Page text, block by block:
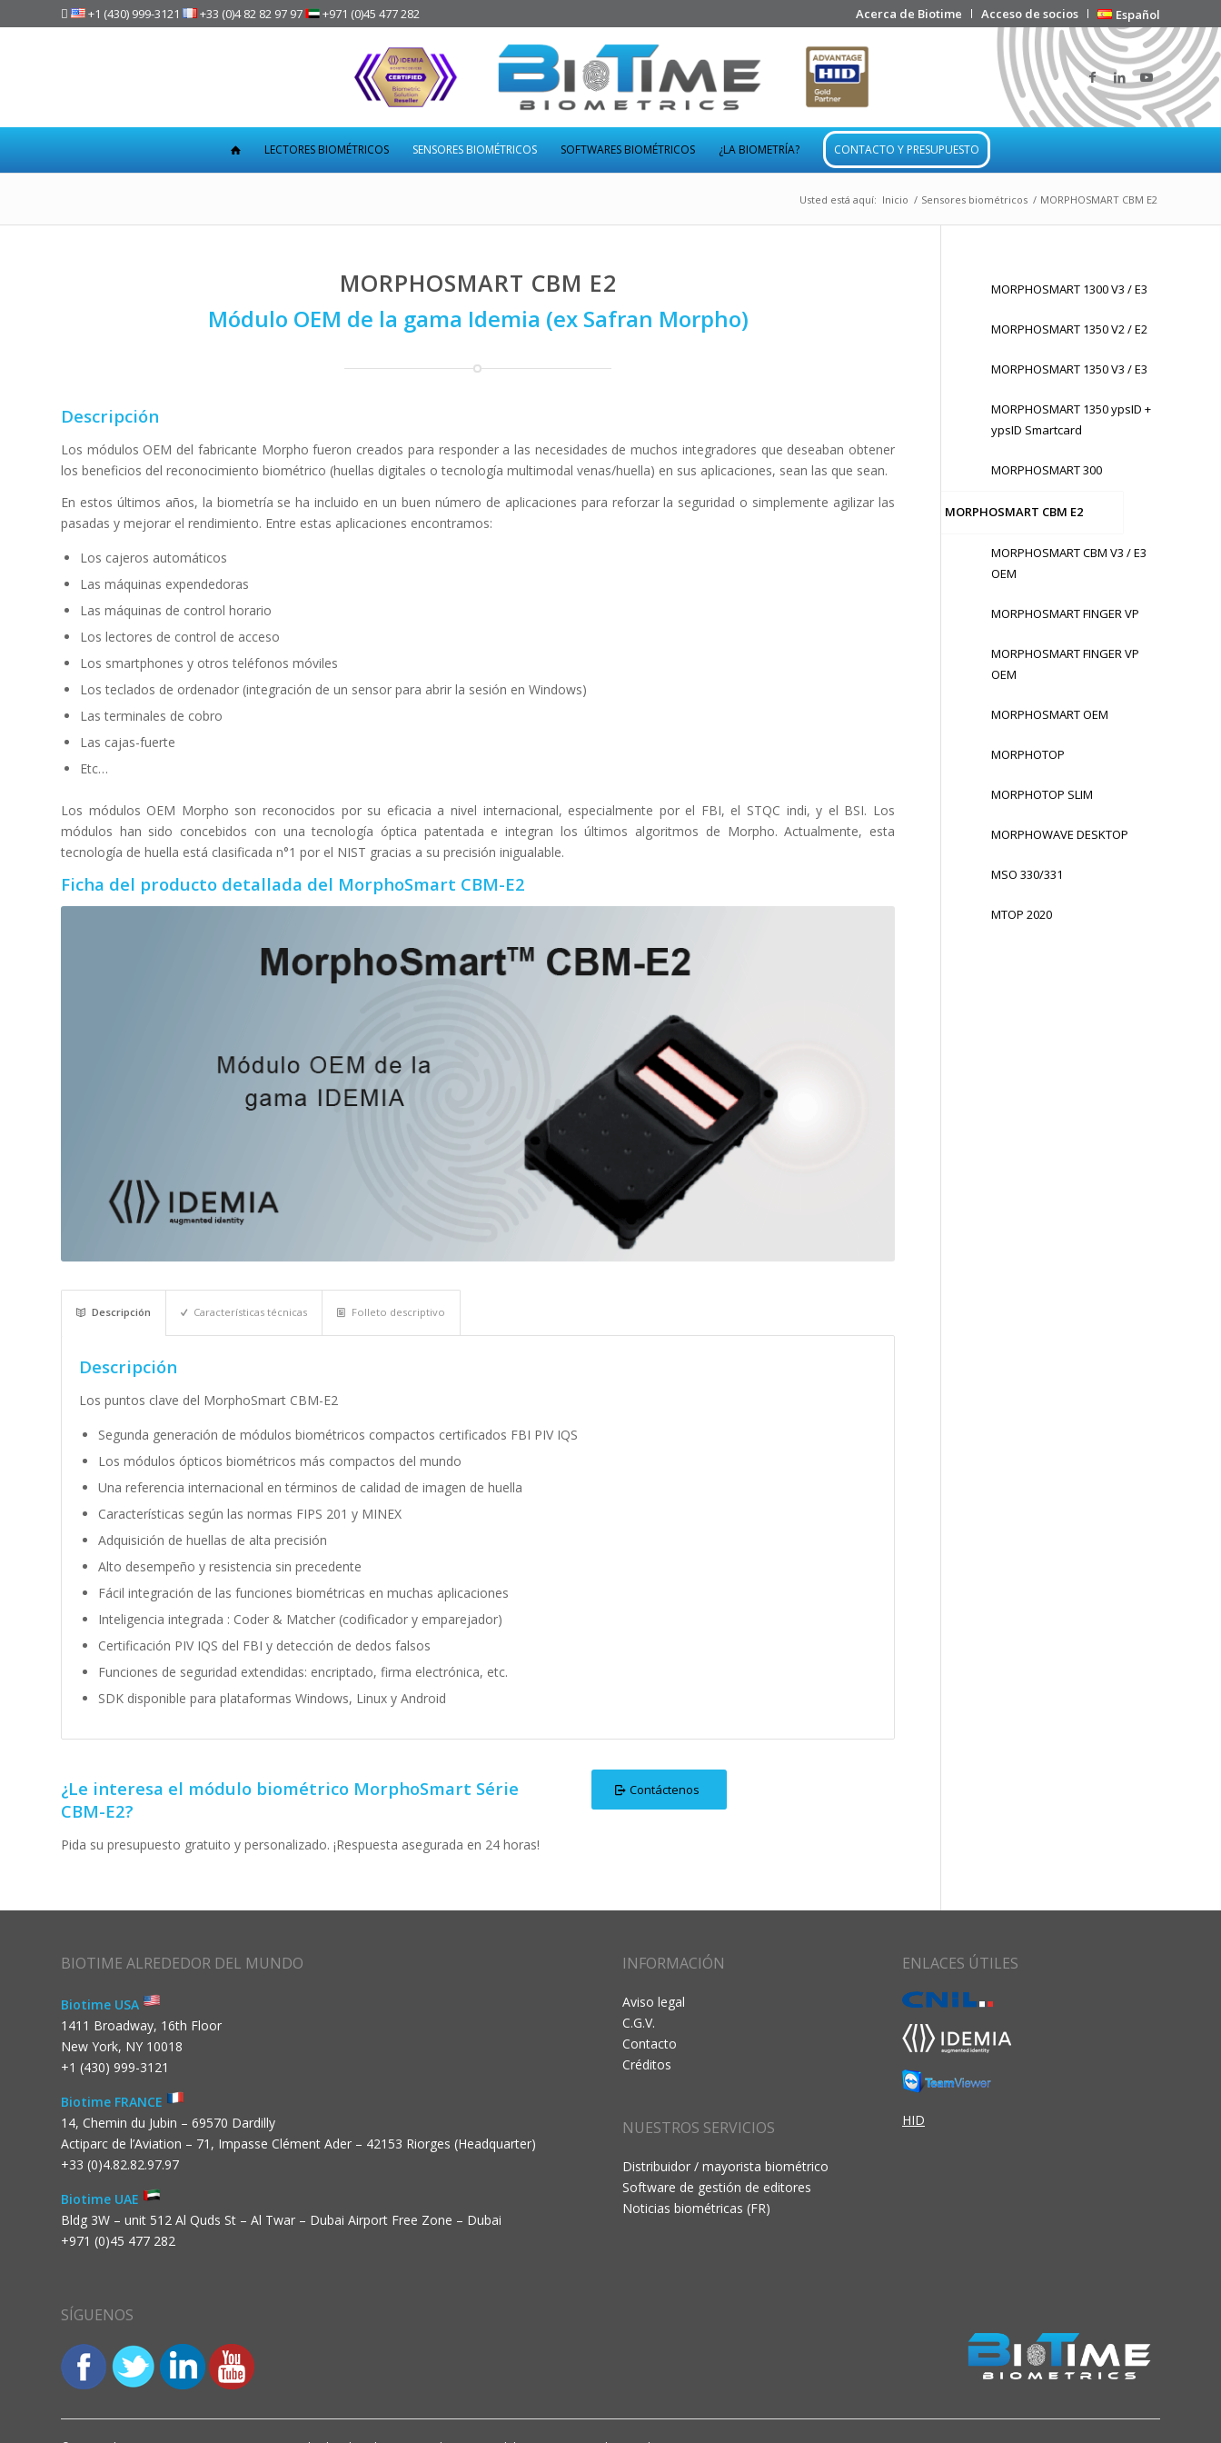
Acerca de Biotime Acceso de socios Español
 +1 (430) 999-3121 +33 (0)4 82 82 97 97 +971 (0)45 477 282
LECTORES BIOMÉTRICOS SENSORES BIOMÉTRICOS SOFTWARES BIOMÉTRICOS ¿LA BIOMETRÍA? CONTACTO Y PRESUPUESTO
Usted está aquí: Inicio / Sensores biométricos / MORPHOSMART CBM E2
MORPHOSMART CBM E2
Módulo OEM de la gama Idemia (ex Safran Morpho)
Descripción
Los módulos OEM del fabricante Morpho fueron creados para responder a las necesidades de muchos integradores que deseaban obtener
los beneficios del reconocimiento biométrico (huellas digitales o tecnología multimodal venas/huella) en sus aplicaciones, sean las que sean.
En estos últimos años, la biometría se ha incluido en un buen número de aplicaciones para reforzar la seguridad o simplemente agilizar las
pasadas y mejorar el rendimiento. Entre estas aplicaciones encontramos:
Los cajeros automáticos
Las máquinas expendedoras
Las máquinas de control horario
Los lectores de control de acceso
Los smartphones y otros teléfonos móviles
Los teclados de ordenador (integración de un sensor para abrir la sesión en Windows)
Las terminales de cobro
Las cajas-fuerte
Etc…
Los módulos OEM Morpho son reconocidos por su eficacia a nivel internacional, especialmente por el FBI, el STQC indi, y el BSI. Los
módulos han sido concebidos con una tecnología óptica patentada e integran los últimos algoritmos de Morpho. Actualmente, esta
tecnología de huella está clasificada n°1 por el NIST gracias a su precisión inigualable.
Ficha del producto detallada del MorphoSmart CBM-E2
Descripción Características técnicas Folleto descriptivo
Descripción
Los puntos clave del MorphoSmart CBM-E2
Segunda generación de módulos biométricos compactos certificados FBI PIV IQS
Los módulos ópticos biométricos más compactos del mundo
Una referencia internacional en términos de calidad de imagen de huella
Características según las normas FIPS 201 y MINEX
Adquisición de huellas de alta precisión
Alto desempeño y resistencia sin precedente
Fácil integración de las funciones biométricas en muchas aplicaciones
Inteligencia integrada : Coder & Matcher (codificador y emparejador)
Certificación PIV IQS del FBI y detección de dedos falsos
Funciones de seguridad extendidas: encriptado, firma electrónica, etc.
SDK disponible para plataformas Windows, Linux y Android
¿Le interesa el módulo biométrico MorphoSmart Série
CBM-E2?
Pida su presupuesto gratuito y personalizado. ¡Respuesta asegurada en 24 horas!
Contáctenos
MORPHOSMART 1300 V3 / E3
MORPHOSMART 1350 V2 / E2
MORPHOSMART 1350 V3 / E3
MORPHOSMART 1350 ypsID +
ypsID Smartcard
MORPHOSMART 300
MORPHOSMART CBM E2
MORPHOSMART CBM V3 / E3
OEM
MORPHOSMART FINGER VP
MORPHOSMART FINGER VP
OEM
MORPHOSMART OEM
MORPHOTOP
MORPHOTOP SLIM
MORPHOWAVE DESKTOP
MSO 330/331
MTOP 2020
BIOTIME ALREDEDOR DEL MUNDO
Biotime USA
1411 Broadway, 16th Floor
New York, NY 10018
+1 (430) 999-3121
Biotime FRANCE
14, Chemin du Jubin – 69570 Dardilly
Actiparc de l’Aviation – 71, Impasse Clément Ader – 42153 Riorges (Headquarter)
+33 (0)4.82.82.97.97
Biotime UAE
Bldg 3W – unit 512 Al Quds St – Al Twar – Dubai Airport Free Zone – Dubai
+971 (0)45 477 282
INFORMACIÓN
Aviso legal
C.G.V.
Contacto
Créditos
NUESTROS SERVICIOS
Distribuidor / mayorista biométrico
Software de gestión de editores
Noticias biométricas (FR)
ENLACES ÚTILES
HID
SÍGUENOS